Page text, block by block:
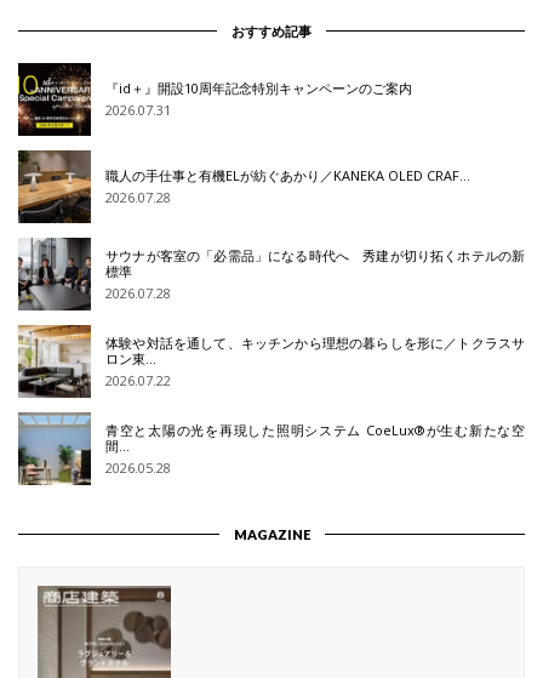
おすすめ記事
『id＋』開設10周年記念特別キャンペーンのご案内
2026.07.31
職人の手仕事と有機ELが紡ぐあかり／KANEKA OLED CRAF…
2026.07.28
サウナが客室の「必需品」になる時代へ 秀建が切り拓くホテルの新
標準
2026.07.28
体験や対話を通して、キッチンから理想の暮らしを形に／トクラスサ
ロン東…
2026.07.22
青空と太陽の光を再現した照明システム CoeLux®が生む新たな空
間…
2026.05.28
MAGAZINE